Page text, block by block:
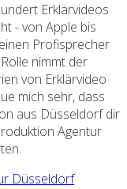
Erklärvideos
- von Apple bis
Profisprecher
nimmt der
von Erklärvideo
mich sehr, dass
aus Düsseldorf dir
Agentur
Düsseldorf